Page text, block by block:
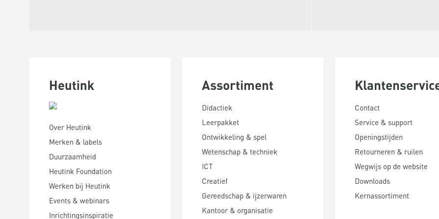
Heutink
Over Heutink
Merken & labels
Duurzaamheid
Heutink Foundation
Werken bij Heutink
Events & webinars
Inrichtingsinspiratie
Assortiment
Didactiek
Leerpakket
Ontwikkeling & spel
Wetenschap & techniek
ICT
Creatief
Gereedschap & ijzerwaren
Kantoor & organisatie
Contact
Service & support
Openingstijden
Retourneren & ruilen
Wegwijs op de website
Downloads
Kernassortiment